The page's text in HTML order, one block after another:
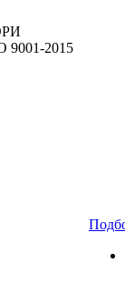
9001-2015